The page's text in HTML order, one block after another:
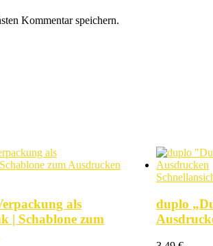
Kommentar speichern.
als
| Schablone zum
duplo